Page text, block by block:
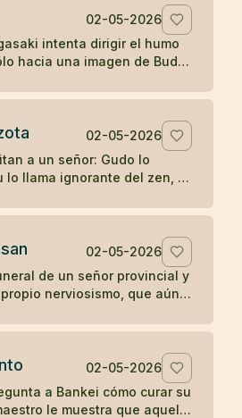
02-05-2026
intenta dirigir el humo
hacia una imagen de Buda,
que veneraba.
02-05-2026
a un señor: Gudo lo
lo llama ignorante del zen, y
02-05-2026
de un señor provincial y
nerviosismo, que aún
02-05-2026
a Bankei cómo curar su
le muestra que aquello